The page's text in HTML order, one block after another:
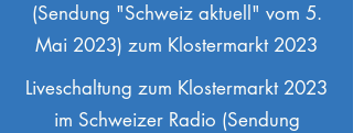
(Sendung "Schweiz aktuell" vom 5.
Mai 2023) zum Klostermarkt 2023
Liveschaltung zum Klostermarkt 2023
im Schweizer Radio (Sendung